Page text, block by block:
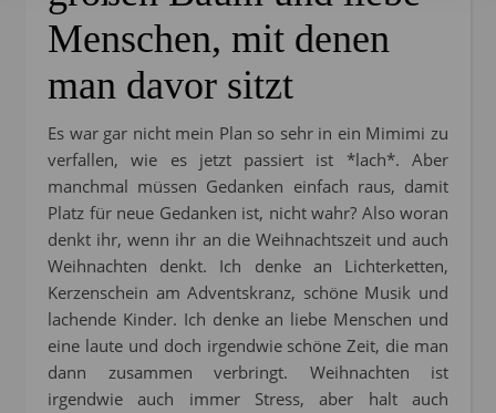
Menschen, mit denen
man davor sitzt
Es war gar nicht mein Plan so sehr in ein Mimimi zu
verfallen, wie es jetzt passiert ist *lach*. Aber
manchmal müssen Gedanken einfach raus, damit
Platz für neue Gedanken ist, nicht wahr? Also woran
denkt ihr, wenn ihr an die Weihnachtszeit und auch
Weihnachten denkt. Ich denke an Lichterketten,
Kerzenschein am Adventskranz, schöne Musik und
lachende Kinder. Ich denke an liebe Menschen und
eine laute und doch irgendwie schöne Zeit, die man
dann zusammen verbringt. Weihnachten ist
irgendwie auch immer Stress, aber halt auch